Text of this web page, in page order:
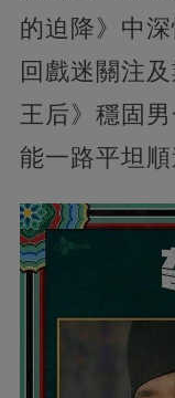
的迫降》中
回戲迷關注
王后》穩固
能一路平坦順